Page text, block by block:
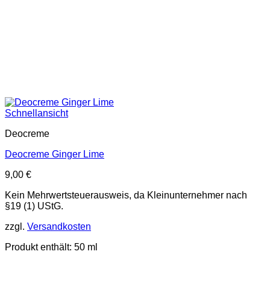
Schnellansicht
Deocreme
Deocreme Ginger Lime
9,00 €
Kein Mehrwertsteuerausweis, da Kleinunternehmer nach
§19 (1) UStG.
zzgl. Versandkosten
Produkt enthält: 50 ml